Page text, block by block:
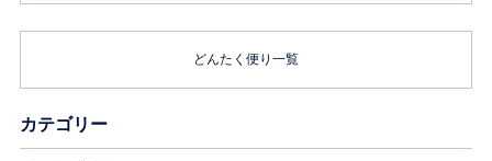
どんたく便り一覧
カテゴリー